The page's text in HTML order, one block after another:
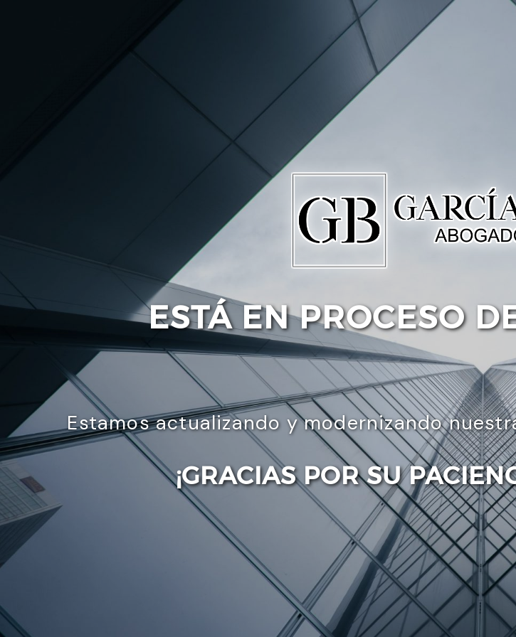
ESTÁ EN PROCESO
Estamos actualizando y modernizando
¡GRACIAS POR SU
Enviar